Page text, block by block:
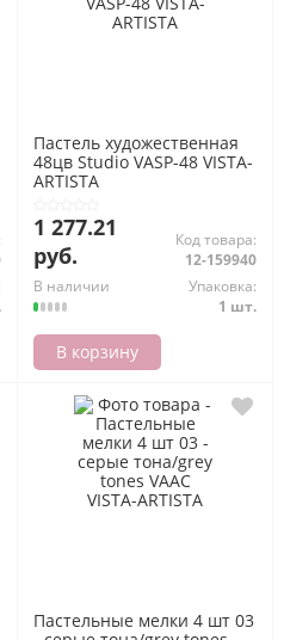
Пастель художественная
48цв Studio VASP-48 VISTA-
ARTISTA
1 277.21
руб.
Код товара:
12-159940
В наличии
Упаковка:
1 шт.
В корзину
Пастельные мелки 4 шт 03